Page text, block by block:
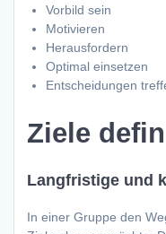
Vorbild sein
Motivieren
Herausfordern
Optimal einsetzen
Entscheidungen
Ziele
Langfristige und
In einer Gruppe den